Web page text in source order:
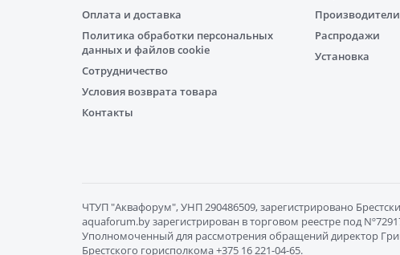
Оплата и доставка
Политика обработки персональных
данных и файлов cookie
Сотрудничество
Условия возврата товара
Контакты
Производители
Распродажи
Установка
ЧТУП "Aквафорум", УНП 290486509, зарегистрировано
aquaforum.by зарегистрирован в торговом реестре под
Уполномоченный для рассмотрения обращений директор
Брестского горисполкома +375 16 221-04-65.